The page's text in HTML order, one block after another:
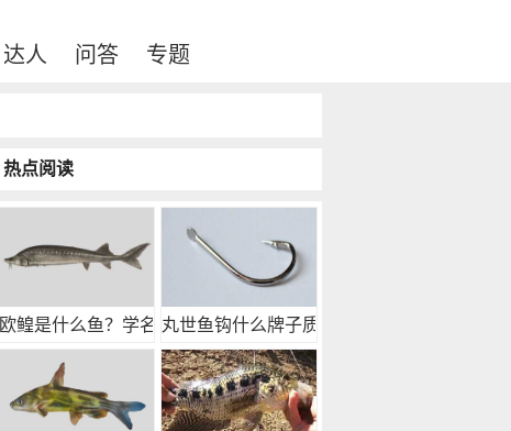
达人 问答 专题
热点阅读
欧鳇是什么鱼？学名欧丸世鱼钩什么牌子质量